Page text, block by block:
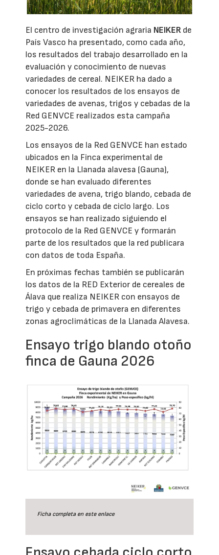
El centro de investigación agraria NEIKER de
País Vasco ha presentado, como cada año,
los resultados del trabajo desarrollado en la
evaluación y conocimiento de nuevas
variedades de cereal. NEIKER ha dado a
conocer los resultados de los ensayos de
variedades de avenas, trigos y cebadas de la
Red GENVCE realizados esta campaña
2025-2026.
Los ensayos de la Red GENVCE han estado
ubicados en la Finca experimental de
NEIKER en la Llanada alavesa (Gauna),
donde se han evaluado diferentes
variedades de avena, trigo blando, cebada de
ciclo corto y cebada de ciclo largo. Los
ensayos se han realizado siguiendo el
protocolo de la Red GENVCE y formarán
parte de los resultados que la red publicara
con datos de toda España.
En próximas fechas también se publicarán
los datos de la RED Exterior de cereales de
Álava que realiza NEIKER con ensayos de
trigo y cebada de primavera en diferentes
zonas agroclimáticas de la Llanada Alavesa.
Ensayo trigo blando otoño
finca de Gauna 2026
Ficha completa en este enlace